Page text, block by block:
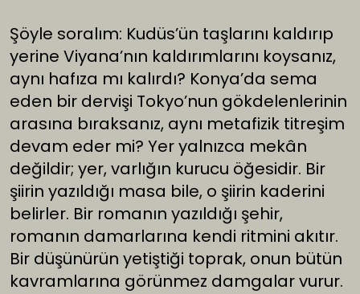
Şöyle soralım: Kudüs’ün taşlarını kaldırıp
yerine Viyana’nın kaldırımlarını koysanız,
aynı hafıza mı kalırdı? Konya’da sema
eden bir dervişi Tokyo’nun gökdelenlerinin
arasına bıraksanız, aynı metafizik titreşim
devam eder mi? Yer yalnızca mekân
değildir; yer, varlığın kurucu öğesidir. Bir
şiirin yazıldığı masa bile, o şiirin kaderini
belirler. Bir romanın yazıldığı şehir,
romanın damarlarına kendi ritmini akıtır.
Bir düşünürün yetiştiği toprak, onun bütün
kavramlarına görünmez damgalar vurur.